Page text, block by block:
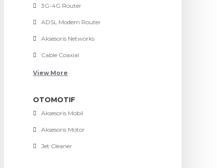
3G-4G Router
ADSL Modem Router
Aksesoris Networks
Cable Coaxial
View More
OTOMOTIF
Aksesoris Mobil
Aksesoris Motor
Jet Cleaner